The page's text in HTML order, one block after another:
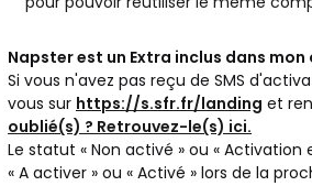
Napster est un Extra inclus dans
Si vous n'avez pas reçu de SMS
vous sur https://s.sfr.fr/landing et
oublié(s) ? Retrouvez-le(s) ici.
Le statut « Non activé » ou « Activation
« A activer » ou « Activé » lors de la